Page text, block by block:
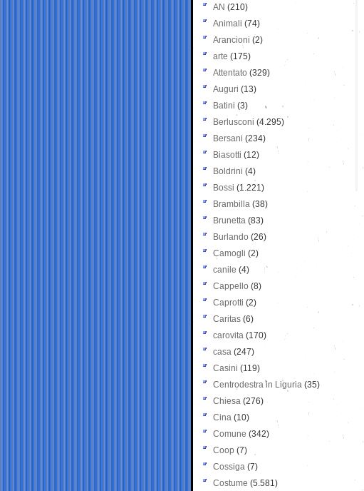
AN (210)
Animali (74)
Arancioni (2)
arte (175)
Attentato (329)
Auguri (13)
Batini (3)
Berlusconi (4.295)
Bersani (234)
Biasotti (12)
Boldrini (4)
Bossi (1.221)
Brambilla (38)
Brunetta (83)
Burlando (26)
Camogli (2)
canile (4)
Cappello (8)
Caprotti (2)
Caritas (6)
carovita (170)
casa (247)
Casini (119)
Centrodestra in Liguria (35)
Chiesa (276)
Cina (10)
Comune (342)
Coop (7)
Cossiga (7)
Costume (5.581)